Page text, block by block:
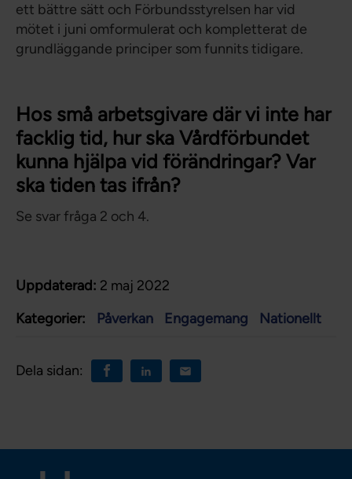
ett bättre sätt och Förbundsstyrelsen har vid
mötet i juni omformulerat och kompletterat de
grundläggande principer som funnits tidigare.
Hos små arbetsgivare där vi inte har
facklig tid, hur ska Vårdförbundet
kunna hjälpa vid förändringar? Var
ska tiden tas ifrån?
Se svar fråga 2 och 4.
Uppdaterad: 2 maj 2022
Kategorier:
Påverkan Engagemang Nationellt
Dela sidan: